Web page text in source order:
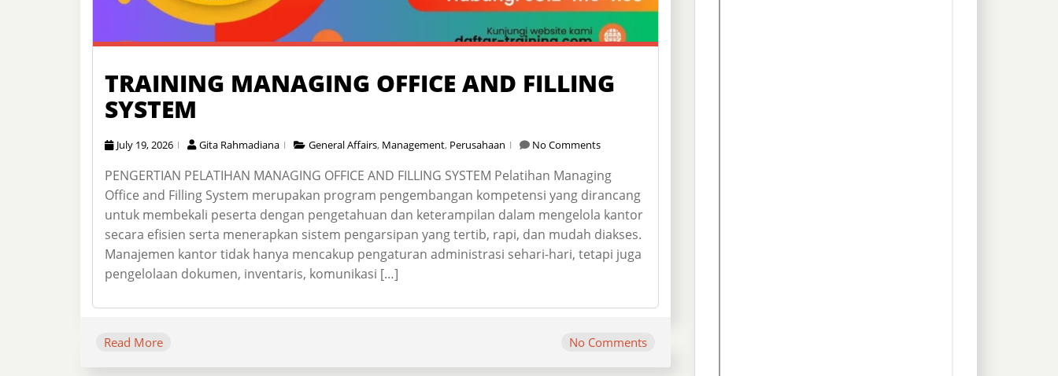
TRAINING MANAGING OFFICE AND FILLING
SYSTEM
July 19, 2026 Gita Rahmadiana General Affairs, Management, Perusahaan No Comments
PENGERTIAN PELATIHAN MANAGING OFFICE AND FILLING SYSTEM Pelatihan Managing
Office and Filling System merupakan program pengembangan kompetensi yang dirancang
untuk membekali peserta dengan pengetahuan dan keterampilan dalam mengelola kantor
secara efisien serta menerapkan sistem pengarsipan yang tertib, rapi, dan mudah diakses.
Manajemen kantor tidak hanya mencakup pengaturan administrasi sehari-hari, tetapi juga
pengelolaan dokumen, inventaris, komunikasi […]
Read More No Comments